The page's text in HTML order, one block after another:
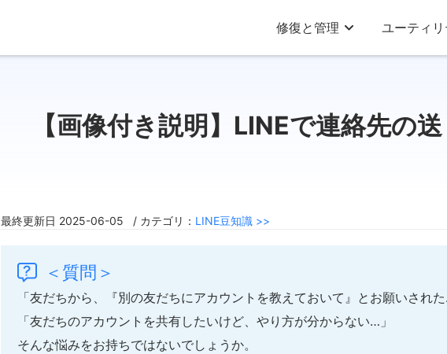
修復と管理 ユーティリ
【画像付き説明】LINEで連絡先の
最終更新日 2025-06-05 / カテゴリ： LINE豆知識 >>
＜質問＞
「友だちから、『別の友だちにアカウントを教えておいて』とお願いされた
「友だちのアカウントを共有したいけど、やり方が分からない…」
そんな悩みをお持ちではないでしょうか。